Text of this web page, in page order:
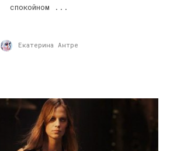
спокойном ...
Екатерина Антре